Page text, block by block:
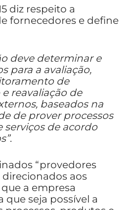
diz respeito a
fornecedores e define
deve determinar e
para a avaliação,
de
reavaliação de
baseados na
de prover processos
serviços de acordo
.
“provedores
direcionados aos
a empresa
que seja possível a